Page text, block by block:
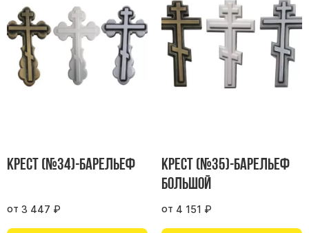
Крест (№34)-барельеф
от 3 447 ₽
Крест (№35)-барельеф
большой
от 4 151 ₽